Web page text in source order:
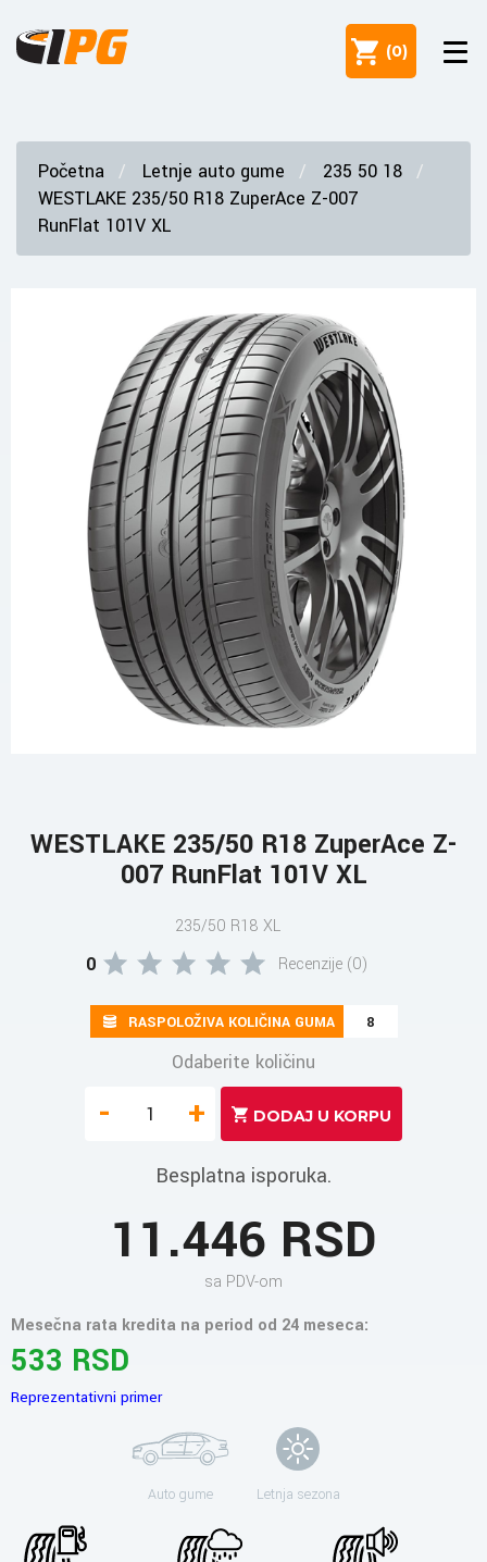
(0)
Početna Letnje auto gume
235 50 18
WESTLAKE 235/50 R18 ZuperAce Z-007
RunFlat 101V XL
WESTLAKE 235/50 R18 ZuperAce Z-
007 RunFlat 101V XL
235/50 R18 XL
0 Recenzije (0)
RASPOLOŽIVA KOLIČINA GUMA 8
Odaberite količinu
- +
Besplatna isporuka.
11.446 RSD
sa PDV-om
Mesečna rata kredita na period od 24 meseca:
533 RSD
Reprezentativni primer
Auto gume Letnja sezona